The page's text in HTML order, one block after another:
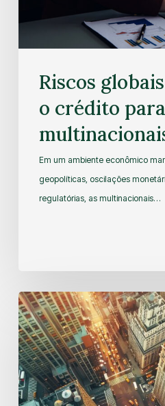
Riscos
o crédito para
Em um ambiente econômico
geopolíticas, oscilações
regulatórias, as multinacionais…